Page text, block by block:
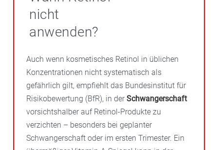
nicht
anwenden?
Auch wenn kosmetisches Retinol in üblichen
Konzentrationen nicht systematisch als
gefährlich gilt, empfiehlt das Bundesinstitut für
Risikobewertung (BfR), in der Schwangerschaft
vorsichtshalber auf Retinol-Produkte zu
verzichten – besonders bei geplanter
Schwangerschaft oder im ersten Trimester. Ein